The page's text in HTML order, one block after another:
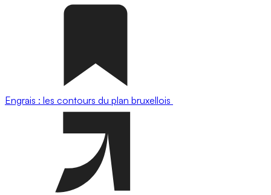
Engrais : les contours du plan bruxellois